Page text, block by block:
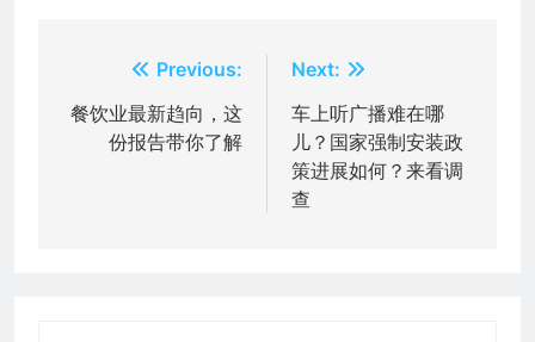
章
Previous:
餐饮业最新趋向，这
份报告带你了解
Next:
车上听广播难在哪
儿？国家强制安装政
策进展如何？来看调
查